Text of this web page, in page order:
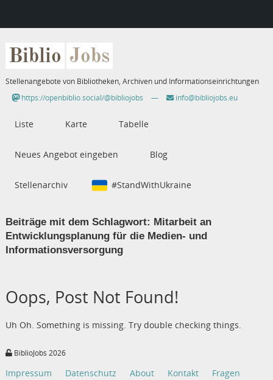
Biblio Jobs
Stellenangebote von Bibliotheken, Archiven und Informationseinrichtungen
https://openbiblio.social/@bibliojobs
— info@bibliojobs.eu
Liste Karte Tabelle
Neues Angebot eingeben Blog
Stellenarchiv #StandWithUkraine
Beiträge mit dem Schlagwort: Mitarbeit an
Entwicklungsplanung für die Medien- und
Informationsversorgung
Oops, Post Not Found!
Uh Oh. Something is missing. Try double checking things.
BiblioJobs 2026
Impressum Datenschutz About Kontakt Fragen